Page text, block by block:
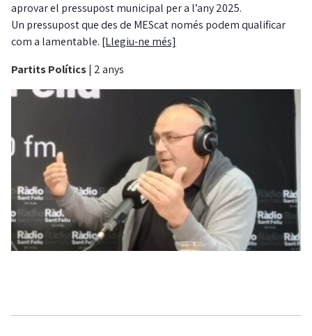
aprovar el pressupost municipal per a l’any 2025.
Un pressupost que des de MEScat només podem qualificar
com a lamentable. [Llegiu-ne més]
Partits Polítics| 2 anys